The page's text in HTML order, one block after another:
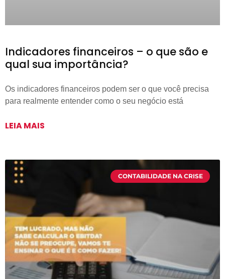
Indicadores financeiros – o que são e
qual sua importância?
Os indicadores financeiros podem ser o que você precisa
para realmente entender como o seu negócio está
LEIA MAIS
CONTABILIDADE NA CRISE